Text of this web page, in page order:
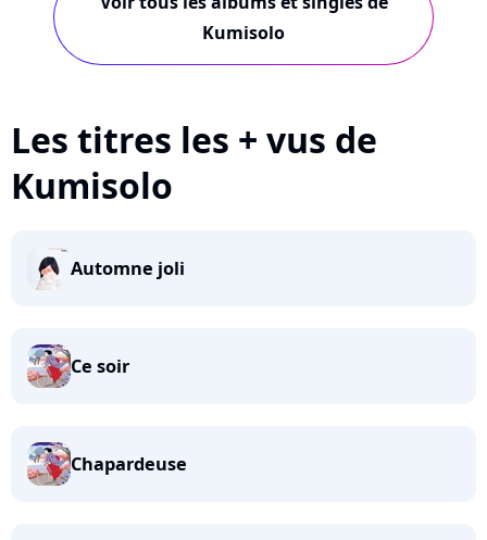
Kumisolo
Les titres les + vus de
Kumisolo
Automne joli
Ce soir
Chapardeuse